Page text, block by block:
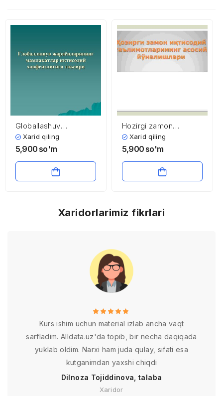
Globallashuv
jarayonlarining
mamlakatlar iqtisodiy
Xarid qiling
5,900 so'm
Hozirgi zamon
iqtisodiy
ta’limotlarining asosiy
Xarid qiling
5,900 so'm
Xaridorlarimiz fikrlari
Kurs ishim uchun material izlab ancha vaqt
sarfladim. Alldata.uz'da topib, bir necha daqiqada
yuklab oldim. Narxi ham juda qulay, sifati esa
kutganimdan yaxshi chiqdi
Dilnoza Tojiddinova, talaba
Xaridor